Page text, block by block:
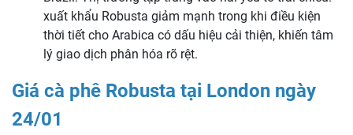
xuất khẩu Robusta giảm mạnh trong khi điều kiện
thời tiết cho Arabica có dấu hiệu cải thiện, khiến tâm
lý giao dịch phân hóa rõ rệt.
Giá cà phê Robusta tại London ngày
24/01